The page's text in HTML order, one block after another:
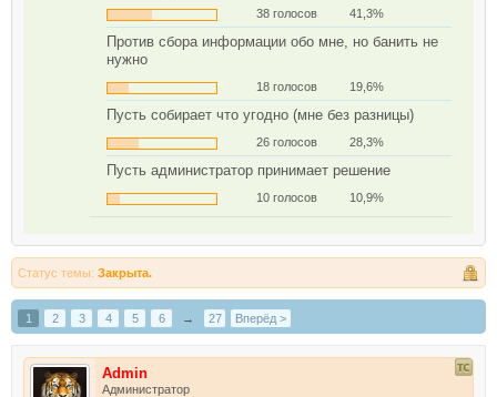
38 голосов 41,3%
Против сбора информации обо мне, но банить не
нужно
18 голосов 19,6%
Пусть собирает что угодно (мне без разницы)
26 голосов 28,3%
Пусть администратор принимает решение
10 голосов 10,9%
Статус темы: Закрыта.
1 2 3 4 5 6 → 27 Вперёд >
Admin
Администратор